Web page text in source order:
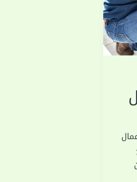
|0551030094 |اعمال